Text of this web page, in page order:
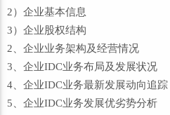
2）企业基本信息
3）企业股权结构
2、企业业务架构及经营情况
3、企业IDC业务布局及发展状况
4、企业IDC业务最新发展动向追踪
5、企业IDC业务发展优劣势分析